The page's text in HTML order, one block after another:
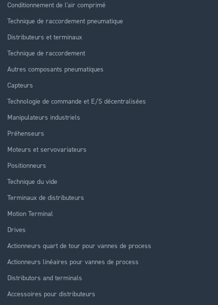
Conditionnement de l'air comprimé
Technique de raccordement pneumatique
Distributeurs et terminaux
Technique de raccordement
Autres composants pneumatiques
Capteurs
Technologie de commande et E/S décentralisées
Manipulateurs industriels
Préhenseurs
Moteurs et servovariateurs
Positionneurs
Technique du vide
Terminaux de distributeurs
Motion Terminal
Drives
Actionneurs quart de tour pour vannes de process
Actionneurs linéaires pour vannes de process
Distributors and terminals
Accessoires pour distributeurs